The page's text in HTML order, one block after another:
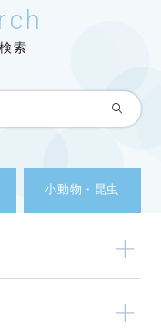
索
小動物・昆虫